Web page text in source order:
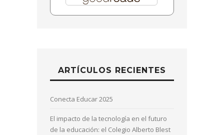
ARTÍCULOS RECIENTES
Conecta Educar 2025
El impacto de la tecnología en el futuro
de la educación: el Colegio Alberto Blest